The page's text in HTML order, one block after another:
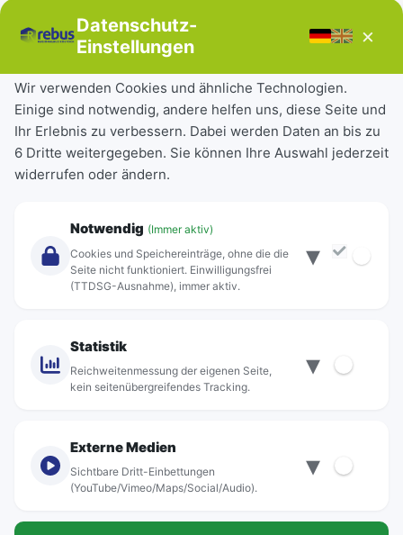
Störungen
Tickets & Tarife
Deutschlandticket
Schülerkarte
Einzeltickets
Abonnements
Über Rebus
Standorte
© rebus Regionalbus Rostock GmbH
Datenschutz-
Einstellungen
×
Wir verwenden Cookies und ähnliche Technologien.
Einige sind notwendig, andere helfen uns, diese Seite und
Ihr Erlebnis zu verbessern. Dabei werden Daten an bis zu
6 Dritte weitergegeben. Sie können Ihre Auswahl jederzeit
widerrufen oder ändern.
Notwendig (Immer aktiv)
Cookies und Speichereinträge, ohne die die
Seite nicht funktioniert. Einwilligungsfrei
(TTDSG-Ausnahme), immer aktiv.
▾
Statistik
Reichweitenmessung der eigenen Seite,
kein seitenübergreifendes Tracking.
▾
Externe Medien
Sichtbare Dritt-Einbettungen
(YouTube/Vimeo/Maps/Social/Audio).
▾